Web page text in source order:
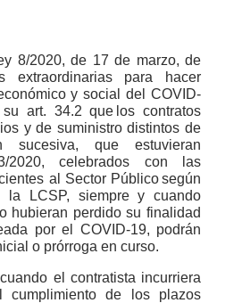
8/2020, de 17 de marzo, de
extraordinarias para hacer
y social del COVID-
art. 34.2 que los contratos
y de suministro distintos de
sucesiva, que estuvieran
2020, celebrados con las
al Sector Público según
la LCSP, siempre y cuando
hubieran perdido su finalidad
por el COVID-19, podrán
o prórroga en curso.
el contratista incurriera
cumplimiento de los plazos